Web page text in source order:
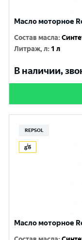
Масло моторное
Состав масла:
Литраж, л: 1 л
В наличии,
REPSOL
Масло моторное